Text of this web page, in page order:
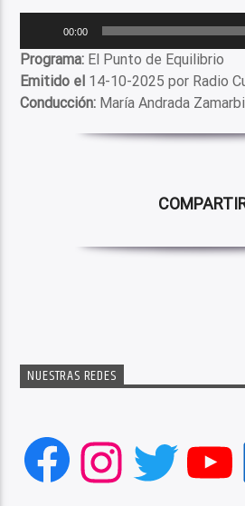
audio
00:00
Programa: El Punto de Equilibrio
Emitido el 14-10-2025 por Radio
Conducción: María Andrada
NUESTRAS REDES
Facebook